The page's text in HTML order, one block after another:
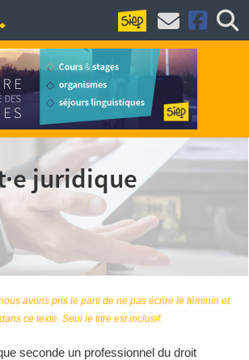
juridique
avons pris le parti de ne pas écrire le féminin et
ce texte. Seul le titre est inclusif.
seconde un professionnel du droit